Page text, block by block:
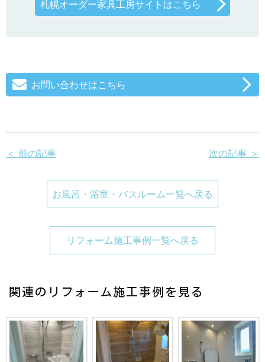
札幌オーダー家具工房サイトはこちら
お問い合わせはこちら
＜ 前の記事 次の記事 ＞
お風呂・浴室・バスルーム一覧へ戻る
リフォーム施工事例一覧へ戻る
関連のリフォーム施工事例を見る